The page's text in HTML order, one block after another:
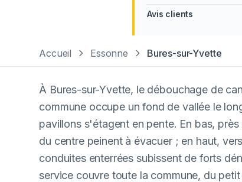
Avis clients
Accueil Essonne Bures-sur-Yvette
À Bures-sur-Yvette, le débouchage de
commune occupe un fond de vallée le
pavillons s'étagent en pente. En bas,
du centre peinent à évacuer ; en haut,
conduites enterrées subissent de forts
service couvre toute la commune, du